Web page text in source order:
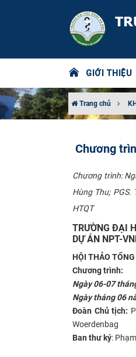
GIỚI THIỆU
Trang chủ
Chương
​Chương trình:
Hùng Thu;
HTQT
TRƯỜNG ĐẠI
DỰ ÁN NPT-
HỘI THẢO
Chương trình:
Ngày 06-07
Ngày tháng 06
Đoàn Chủ tịch:
Woerdenbag
Ban thư ký: